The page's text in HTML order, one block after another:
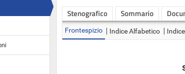
Stenografico Sommario
Frontespizio Indice Alfabetico